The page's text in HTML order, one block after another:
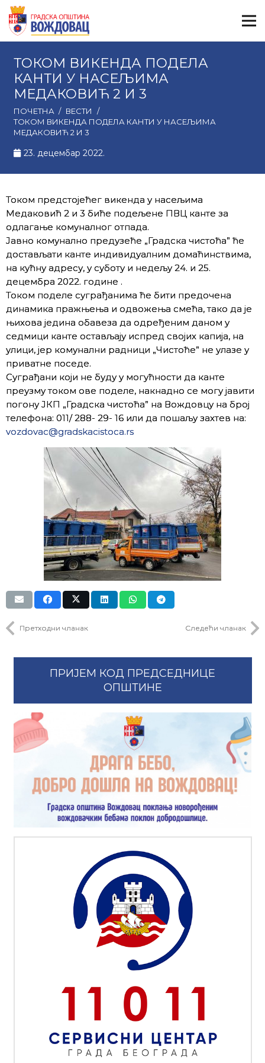
ТОКОМ ВИКЕНДА ПОДЕЛА
КАНТИ У НАСЕЉИМА
МЕДАКОВИЋ 2 И 3
ПОЧЕТНА / ВЕСТИ
/
ТОКОМ ВИКЕНДА ПОДЕЛА КАНТИ У НАСЕЉИМА
МЕДАКОВИЋ 2 И 3
23. децембар 2022.
Током предстојећег викенда у насељима
Медаковић 2 и 3 биће подељене ПВЦ канте за
одлагање комуналног отпада.
Јавно комунално предузеће „Градска чистоћа” ће
достављати канте индивидуалним домаћинствима,
на кућну адресу, у суботу и недељу 24. и 25.
децембра 2022. године .
Током поделе суграђанима ће бити предочена
динамика пражњења и одвожења смећа, тако да је
њихова једина обавеза да одређеним даном у
седмици канте остављају испред својих капија, на
улици, јер комунални радници „Чистоће” не улазе у
приватне поседе.
Суграђани који не буду у могућности да канте
преузму током ове поделе, накнадно се могу јавити
погону ЈКП „Градска чистоћа” на Вождовцу на број
телефона: 011/ 288- 29- 16 или да пошаљу захтев на:
vozdovac@gradskacistoca.rs
Претходни чланак Следећи чланак
ПРИЈЕМ КОД ПРЕДСЕДНИЦЕ
ОПШТИНЕ